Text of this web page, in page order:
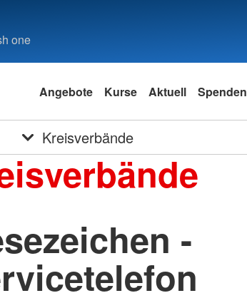
one
Angebote Kurse Aktuell Spenden
Kreisverbände
-